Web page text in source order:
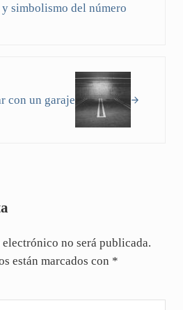
simbolismo del número
con un garaje
no será publicada.
están marcados con *